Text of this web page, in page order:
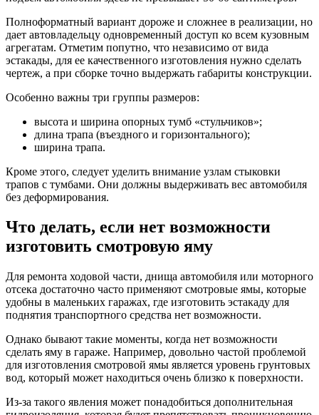
Полноформатный вариант дороже и сложнее в реализации, но
дает автовладельцу одновременный доступ ко всем кузовным
агрегатам. Отметим попутно, что независимо от вида
эстакады, для ее качественного изготовления нужно сделать
чертеж, а при сборке точно выдержать габариты конструкции.
Особенно важны три группы размеров:
высота и ширина опорных тумб «стульчиков»;
длина трапа (въездного и горизонтального);
ширина трапа.
Кроме этого, следует уделить внимание узлам стыковки
трапов с тумбами. Они должны выдерживать вес автомобиля
без деформирования.
Что делать, если нет возможности
изготовить смотровую яму
Для ремонта ходовой части, днища автомобиля или моторного
отсека достаточно часто применяют смотровые ямы, которые
удобны в маленьких гаражах, где изготовить эстакаду для
поднятия транспортного средства нет возможности.
Однако бывают такие моменты, когда нет возможности
сделать яму в гараже. Например, довольно частой проблемой
для изготовления смотровой ямы является уровень грунтовых
вод, который может находиться очень близко к поверхности.
Из-за такого явления может понадобиться дополнительная